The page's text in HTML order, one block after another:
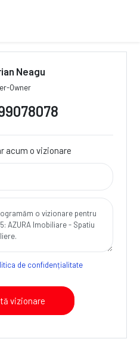
Neagu
Owner
acum o vizionare
de confidențialitate
vizionare